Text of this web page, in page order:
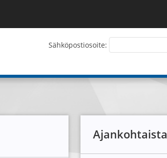
Kirjaudu sisään Tarjouspalveluun
Sähköpostiosoite:
Ajankohtaista